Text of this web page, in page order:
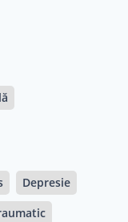
Depresie